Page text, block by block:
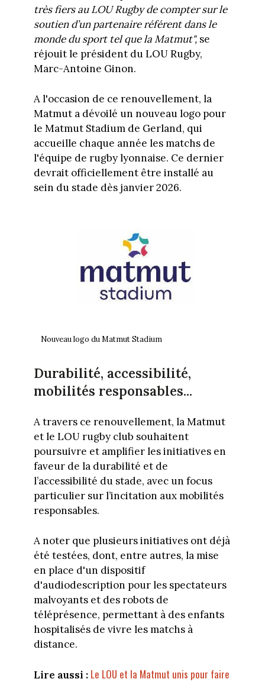
très fiers au LOU Rugby de compter sur le
soutien d’un partenaire référent dans le
monde du sport tel que la Matmut", se
réjouit le président du LOU Rugby,
Marc-Antoine Ginon.
A l'occasion de ce renouvellement, la
Matmut a dévoilé un nouveau logo pour
le Matmut Stadium de Gerland, qui
accueille chaque année les matchs de
l'équipe de rugby lyonnaise. Ce dernier
devrait officiellement être installé au
sein du stade dès janvier 2026.
Nouveau logo du Matmut Stadium
Durabilité, accessibilité,
mobilités responsables...
A travers ce renouvellement, la Matmut
et le LOU rugby club souhaitent
poursuivre et amplifier les initiatives en
faveur de la durabilité et de
l’accessibilité du stade, avec un focus
particulier sur l’incitation aux mobilités
responsables.
A noter que plusieurs initiatives ont déjà
été testées, dont, entre autres, la mise
en place d'un dispositif
d'audiodescription pour les spectateurs
malvoyants et des robots de
téléprésence, permettant à des enfants
hospitalisés de vivre les matchs à
distance.
Lire aussi : Le LOU et la Matmut unis pour faire